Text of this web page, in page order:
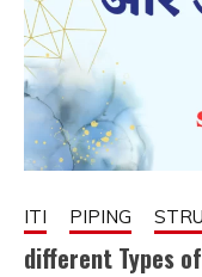
ITI PIPING
different Types